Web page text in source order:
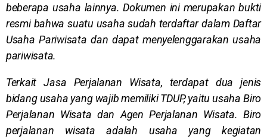
beberapa usaha lainnya. Dokumen ini merupakan bukti
resmi bahwa suatu usaha sudah terdaftar dalam Daftar
Usaha Pariwisata dan dapat menyelenggarakan usaha
pariwisata.
Terkait Jasa Perjalanan Wisata, terdapat dua jenis
bidang usaha yang wajib memiliki TDUP, yaitu usaha Biro
Perjalanan Wisata dan Agen Perjalanan Wisata. Biro
perjalanan wisata adalah usaha yang kegiatan